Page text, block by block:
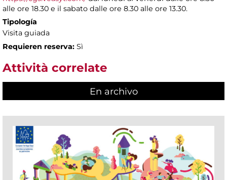
alle ore 18.30 e il sabato dalle ore 8.30 alle ore 13.30.
Tipología
Visita guiada
Requieren reserva: Sì
Attività correlate
En archivo